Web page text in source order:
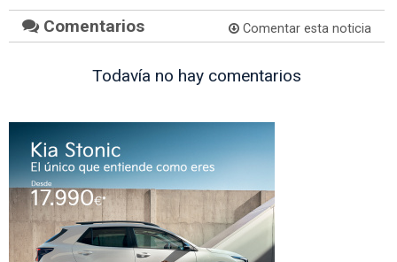
Comentarios Comentar esta noticia
Todavía no hay comentarios